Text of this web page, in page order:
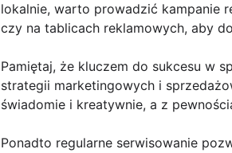
lokalnie, warto prowadzić kampanie
czy na tablicach reklamowych, aby
Pamiętaj, że kluczem do sukcesu w
strategii marketingowych i
świadomie i kreatywnie, a z
Ponadto regularne serwisowanie